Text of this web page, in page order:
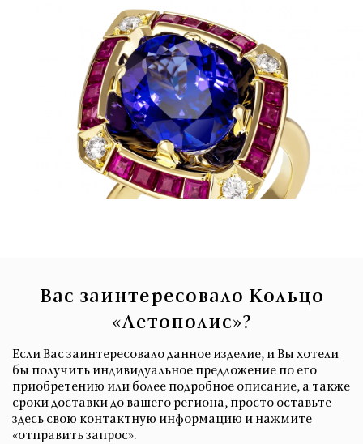
Вас заинтересовало Кольцо
«Летополис»?
Если Вас заинтересовало данное изделие, и Вы хотели
бы получить индивидуальное предложение по его
приобретению или более подробное описание, а также
сроки доставки до вашего региона, просто оставьте
здесь свою контактную информацию и нажмите
«отправить запрос».